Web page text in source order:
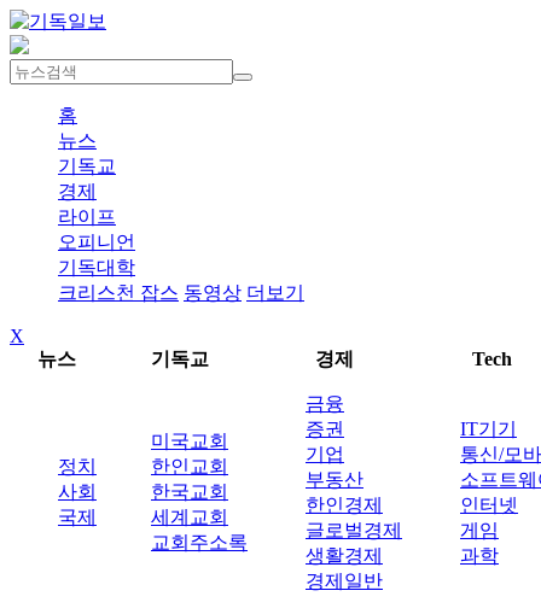
홈
뉴스
기독교
경제
라이프
오피니언
기독대학
크리스천 잡스 동영상 더보기
X
뉴스
기독교 경제 Tech
정치
사회
국제
미국교회
한인교회
한국교회
세계교회
교회주소록
금융
증권
기업
부동산
한인경제
글로벌경제
생활경제
경제일반
IT기기
통신/모
소프트웨
인터넷
게임
과학